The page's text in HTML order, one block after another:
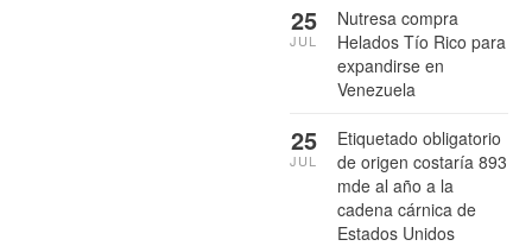
Nutresa compra
Helados Tío Rico para
expandirse en
Venezuela
25
JUL
Etiquetado obligatorio
de origen costaría 893
mde al año a la
cadena cárnica de
Estados Unidos
25
JUL